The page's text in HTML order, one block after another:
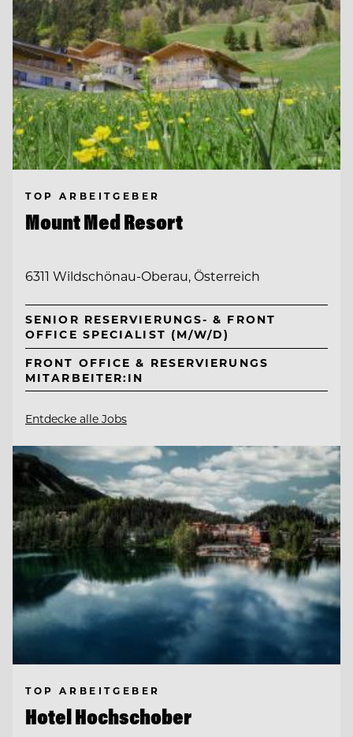
TOP ARBEITGEBER
Mount Med Resort
6311 Wildschönau-Oberau, Österreich
SENIOR RESERVIERUNGS- & FRONT
OFFICE SPECIALIST (M/W/D)
FRONT OFFICE & RESERVIERUNGS
MITARBEITER:IN
Entdecke alle Jobs
TOP ARBEITGEBER
Hotel Hochschober